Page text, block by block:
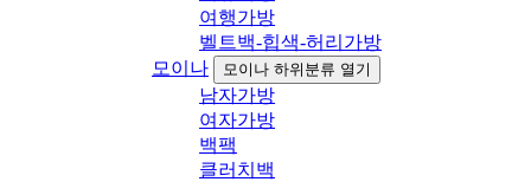
여행가방
벨트백-힙색-허리가방
모이나
모이나 하위분류 열기
남자가방
여자가방
백팩
클러치백